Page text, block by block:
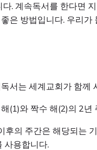
. 계속독서를 한다면
은 방법입니다. 우리
서는 세계교회가 함
(1)와 짝수 해(2)의 2
후의 주간은 해당되는
사용합니다.